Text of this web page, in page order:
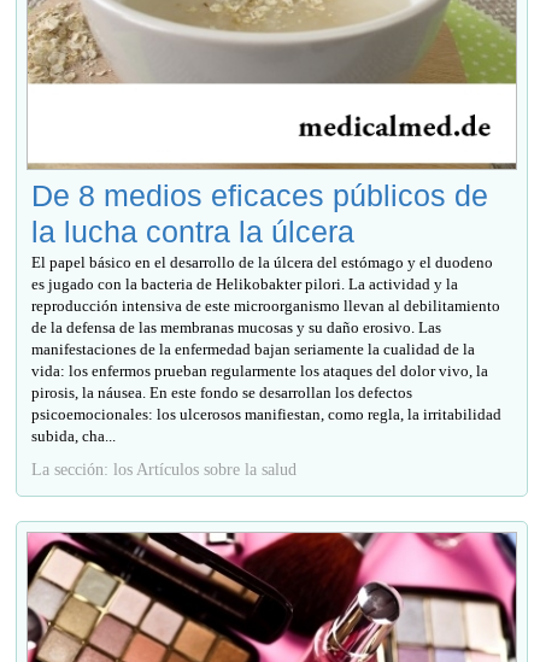
De 8 medios eficaces públicos de
la lucha contra la úlcera
El papel básico en el desarrollo de la úlcera del estómago y el duodeno
es jugado con la bacteria de Helikobakter pilori. La actividad y la
reproducción intensiva de este microorganismo llevan al debilitamiento
de la defensa de las membranas mucosas y su daño erosivo. Las
manifestaciones de la enfermedad bajan seriamente la cualidad de la
vida: los enfermos prueban regularmente los ataques del dolor vivo, la
pirosis, la náusea. En este fondo se desarrollan los defectos
psicoemocionales: los ulcerosos manifiestan, como regla, la irritabilidad
subida, cha...
La sección: los Artículos sobre la salud